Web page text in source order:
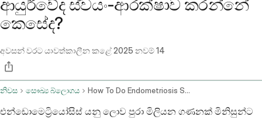
ආයුර්වේද ස්වයං-ආරක්ෂාව කරන්නේ
කෙසේද?
අවසන් වරට යාවත්කාලීන කළේ2025 නවම් 14
නිවස සෞඛ්‍ය බ්ලොගය How To Do Endometriosis Self Care
එන්ඩොමෙට්‍රියෝසිස් යනු ලොව පුරා මිලියන ගණනක් මිනිසුන්ට